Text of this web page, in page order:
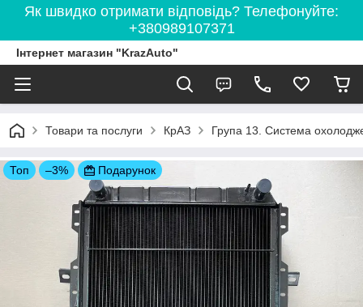
Як швидко отримати відповідь? Телефонуйте:
+380989107371
Інтернет магазин "KrazAuto"
Товари та послуги КрАЗ Група 13. Система
Топ –3% Подарунок